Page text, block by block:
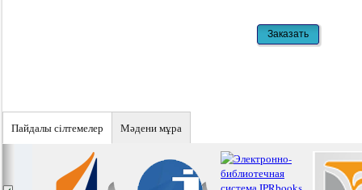
Пайдалы сiлтемелер Мәдени мұра